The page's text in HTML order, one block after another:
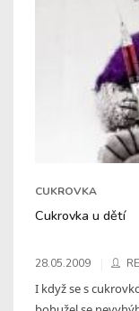
CUKROVKA
Cukrovka u dětí
28.05.2009
I když se s